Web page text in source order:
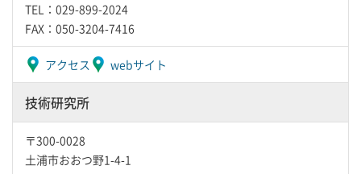
TEL：029-899-2024
FAX：050-3204-7416
アクセス webサイト
技術研究所
〒300-0028
土浦市おおつ野1-4-1